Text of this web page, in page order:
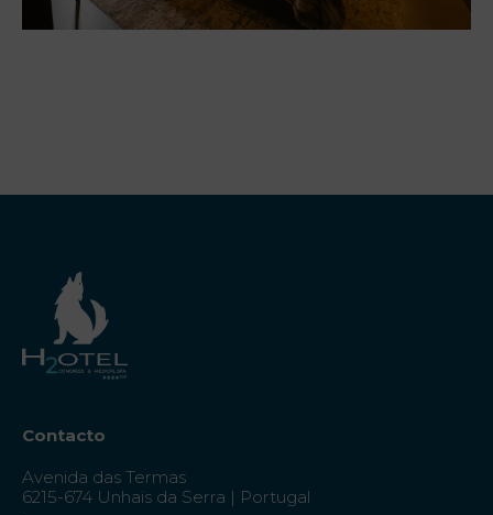
Contacto
Avenida das Termas
6215-674 Unhais da Serra | Portugal